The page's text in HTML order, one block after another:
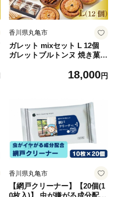
香川県丸亀市
ガレット mixセット L 12個
ガレットブルトンヌ 焼き菓子
ツ 詰め合わせ おやつ デザー
ピスタチオ バニラ ナッツ プ
レゼント ギフト 離島配送不
可 il Ponte 香川県 丸亀市
18,000円
香川県丸亀市
【網戸クリーナー】【20個(1